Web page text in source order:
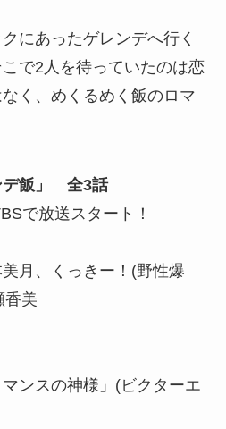
にあったゲレンデへ行く
で2人を待っていたのは恋
く、めくるめく飯のロマ
デ飯」 全3話
で放送スタート！
月、くっきー！(野性爆
香美
ンスの神様」(ビクターエ